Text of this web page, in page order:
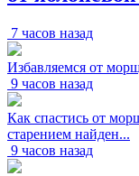
7 часов назад
Избавляемся от
9 часов назад
Как спастись от
старением найден...
9 часов назад